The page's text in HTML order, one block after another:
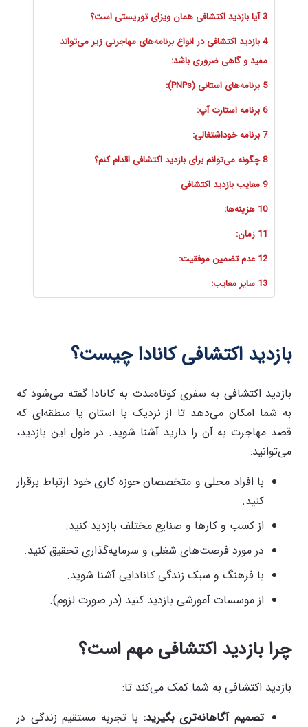
3 آیا بازدید اکتشافی همان ویزای توریستی است؟
4 بازدید اکتشافی در انواع برنامه‌های مهاجرتی زیر می‌تواند
مفید و گاهی ضروری باشد:
5 برنامه‌های استانی (PNPs):
6 برنامه استارت آپ:
7 برنامه خوداشتغالی:
8 چگونه می‌توانم برای بازدید اکتشافی اقدام کنم؟
9 معایب بازدید اکتشافی
10 هزینه‌ها:
11 زمان:
12 عدم تضمین موفقیت:
13 سایر معایب:
بازدید اکتشافی کانادا چیست؟
بازدید اکتشافی به سفری کوتاه‌مدت به کانادا گفته می‌شود که
به شما امکان می‌دهد تا از نزدیک با استان یا منطقه‌ای که
قصد مهاجرت به آن را دارید آشنا شوید. در طول این بازدید،
می‌توانید:
با افراد محلی و متخصصان حوزه کاری خود ارتباط برقرار
کنید.
از کسب و کارها و صنایع مختلف بازدید کنید.
در مورد فرصت‌های شغلی و سرمایه‌گذاری تحقیق کنید.
با فرهنگ و سبک زندگی کانادایی آشنا شوید.
از موسسات آموزشی بازدید کنید (در صورت لزوم).
چرا بازدید اکتشافی مهم است؟
بازدید اکتشافی به شما کمک می‌کند تا:
تصمیم آگاهانه‌تری بگیرید: با تجربه مستقیم زندگی در